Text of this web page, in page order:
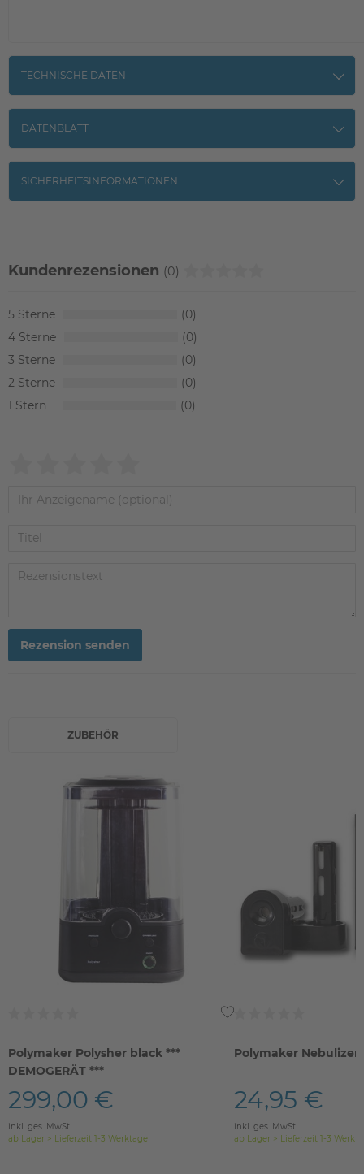
TECHNISCHE DATEN
DATENBLATT
SICHERHEITSINFORMATIONEN
Kundenrezensionen (0)
5
0
4
0
3
0
2
0
1
0
Rezension senden
ZUBEHÖR
Polymaker Polysher black ***
DEMOGERÄT ***
299,00 €
inkl. ges. MwSt.
ab Lager > Lieferzeit 1-3 Werktage
Polymaker Nebulizer
24,95 €
inkl. ges. MwSt.
ab Lager > Lieferzeit 1-3